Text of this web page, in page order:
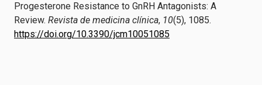
Progesterone Resistance to GnRH Antagonists: A
Review. Revista de medicina clínica, 10(5), 1085.
https://doi.org/10.3390/jcm10051085